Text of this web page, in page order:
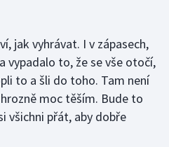
jak vyhrávat. I v zápasech,
vypadalo to, že se vše otočí,
to a šli do toho. Tam není
moc těším. Bude to
všichni přát, aby dobře